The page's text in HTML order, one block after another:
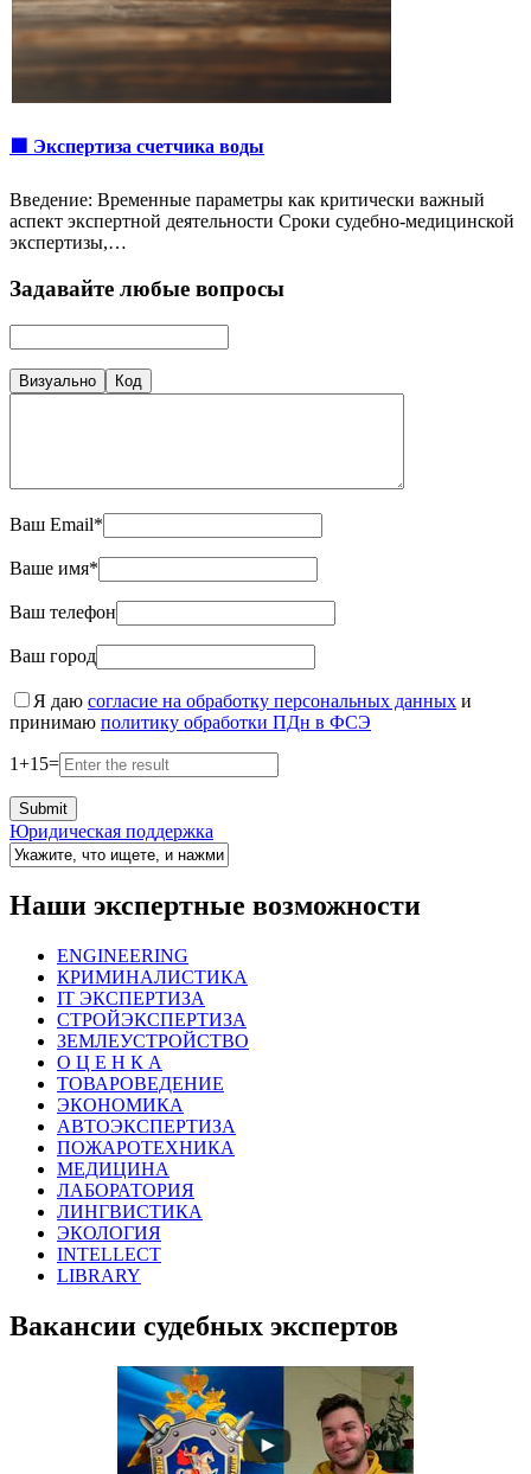
🟩 Экспертиза счетчика воды
Введение: Временные параметры как критически важный
аспект экспертной деятельности Сроки судебно-медицинской
экспертизы,…
Задавайте любые вопросы
Визуально Код
Ваш Email*
Ваше имя*
Ваш телефон
Ваш город
Я даю согласие на обработку персональных данных и
принимаю политику обработки ПДн в ФСЭ
1+15=
Юридическая поддержка
Наши экспертные возможности
ENGINEERING
КРИМИНАЛИСТИКА
IT ЭКСПЕРТИЗА
СТРОЙЭКСПЕРТИЗА
ЗЕМЛЕУСТРОЙСТВО
О Ц Е Н К А
ТОВАРОВЕДЕНИЕ
ЭКОНОМИКА
АВТОЭКСПЕРТИЗА
ПОЖАРОТЕХНИКА
МЕДИЦИНА
ЛАБОРАТОРИЯ
ЛИНГВИСТИКА
ЭКОЛОГИЯ
INTELLECT
LIBRARY
Вакансии судебных экспертов